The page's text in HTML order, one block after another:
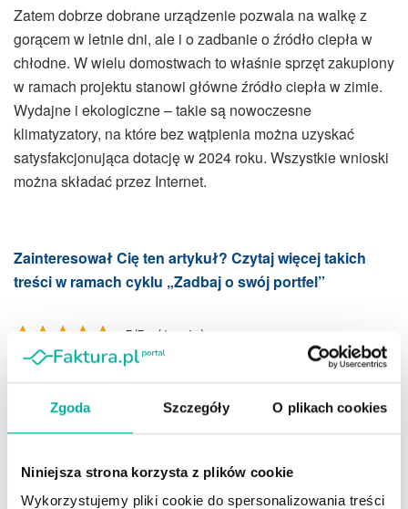
Zgoda Szczegóły O plikach cookies
Niniejsza strona korzysta z plików cookie
Wykorzystujemy pliki cookie do spersonalizowania treści
Zatem dobrze dobrane urządzenie pozwala na walkę z
gorącem w letnie dni, ale i o zadbanie o źródło ciepła w
chłodne. W wielu domostwach to właśnie sprzęt zakupiony
w ramach projektu stanowi główne źródło ciepła w zimie.
Wydajne i ekologiczne – takie są nowoczesne
klimatyzatory, na które bez wątpienia można uzyskać
satysfakcjonująca dotację w 2024 roku. Wszystkie wnioski
można składać przez Internet.
Zainteresował Cię ten artykuł? Czytaj więcej takich
treści w ramach cyklu „Zadbaj o swój portfel”
5/5 - (1 vote)
Tags: dotacje klimatyzacja Zadbaj o swój portfel